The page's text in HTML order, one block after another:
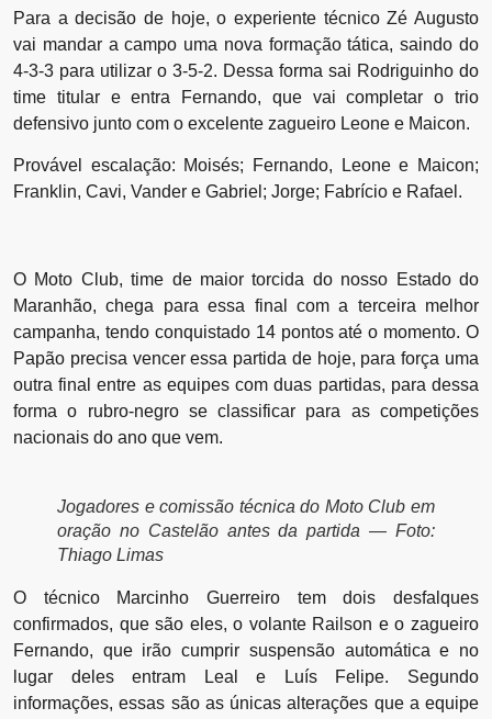
Para a decisão de hoje, o experiente técnico Zé Augusto
vai mandar a campo uma nova formação tática, saindo do
4-3-3 para utilizar o 3-5-2. Dessa forma sai Rodriguinho do
time titular e entra Fernando, que vai completar o trio
defensivo junto com o excelente zagueiro Leone e Maicon.
Provável escalação: Moisés; Fernando, Leone e Maicon;
Franklin, Cavi, Vander e Gabriel; Jorge; Fabrício e Rafael.
O Moto Club, time de maior torcida do nosso Estado do
Maranhão, chega para essa final com a terceira melhor
campanha, tendo conquistado 14 pontos até o momento. O
Papão precisa vencer essa partida de hoje, para força uma
outra final entre as equipes com duas partidas, para dessa
forma o rubro-negro se classificar para as competições
nacionais do ano que vem.
Jogadores e comissão técnica do Moto Club em
oração no Castelão antes da partida — Foto:
Thiago Limas
O técnico Marcinho Guerreiro tem dois desfalques
confirmados, que são eles, o volante Railson e o zagueiro
Fernando, que irão cumprir suspensão automática e no
lugar deles entram Leal e Luís Felipe. Segundo
informações, essas são as únicas alterações que a equipe